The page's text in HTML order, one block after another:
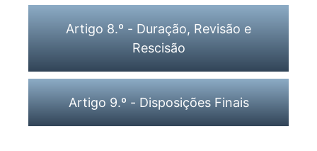
Artigo 8.º - Duração, Revisão e
Rescisão
Artigo 9.º - Disposições Finais